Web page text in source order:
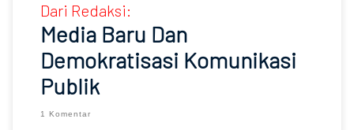
Dari Redaksi:
Media Baru Dan
Demokratisasi Komunikasi
Publik
1 Komentar